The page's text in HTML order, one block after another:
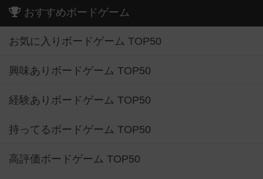
おすすめボードゲーム
お気に入りボードゲーム TOP50
興味ありボードゲーム TOP50
経験ありボードゲーム TOP50
持ってるボードゲーム TOP50
高評価ボードゲーム TOP50